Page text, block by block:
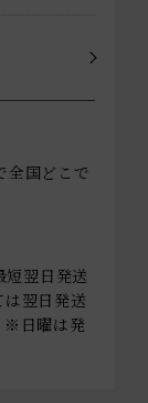
全国どこで
短翌日発送
翌日発送
※日曜は発